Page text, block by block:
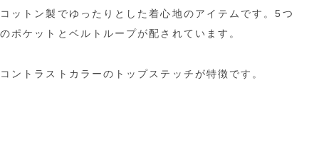
コットン製でゆったりとした着心地のアイテムです。5つ
のポケットとベルトループが配されています。
コントラストカラーのトップステッチが特徴です。